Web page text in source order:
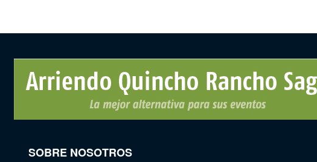
SOBRE NOSOTROS